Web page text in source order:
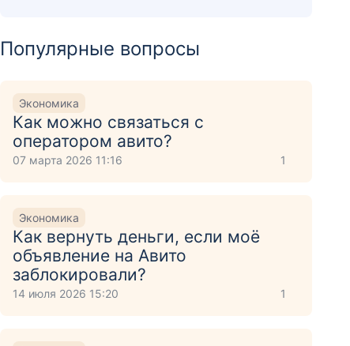
Популярные вопросы
Экономика
Как можно связаться с
оператором авито?
07 марта 2026 11:16 1
Экономика
Как вернуть деньги, если моё
объявление на Авито
заблокировали?
14 июля 2026 15:20 1